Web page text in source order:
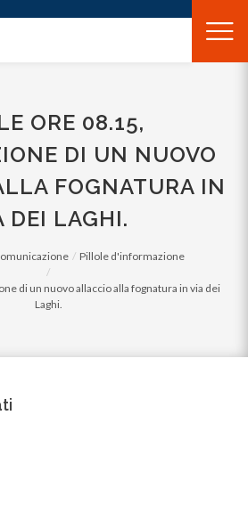
ORE 08.15,
DI UN NUOVO
FOGNATURA IN
DEI LAGHI.
Pillole d'informazione
di un nuovo allaccio alla fognatura in via dei
Laghi.